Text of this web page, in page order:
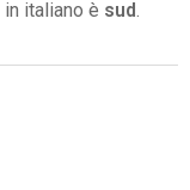
in italiano è sud.